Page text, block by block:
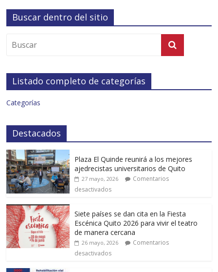
Buscar dentro del sitio
Listado completo de categorías
Categorías
Destacados
Plaza El Quinde reunirá a los mejores
ajedrecistas universitarios de Quito
27 mayo, 2026
Comentarios
desactivados
Siete países se dan cita en la Fiesta
Escénica Quito 2026 para vivir el teatro
de manera cercana
26 mayo, 2026
Comentarios
desactivados